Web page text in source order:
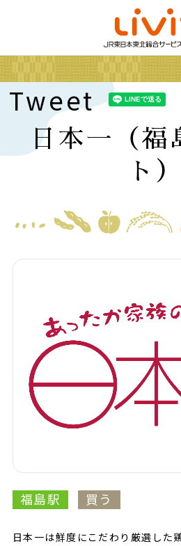
Tweet
日本一（福
ト）
福島駅 買う
日本一は鮮度にこだわり厳選した